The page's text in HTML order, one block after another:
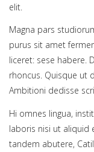
elit.
Magna pars
purus sit amet
liceret: sese habere.
rhoncus. Quisque ut
Ambitioni dedisse
Hi omnes lingua,
laboris nisi ut aliquid
tandem abutere,